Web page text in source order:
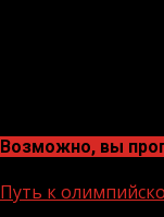
Возможно, вы
Путь к